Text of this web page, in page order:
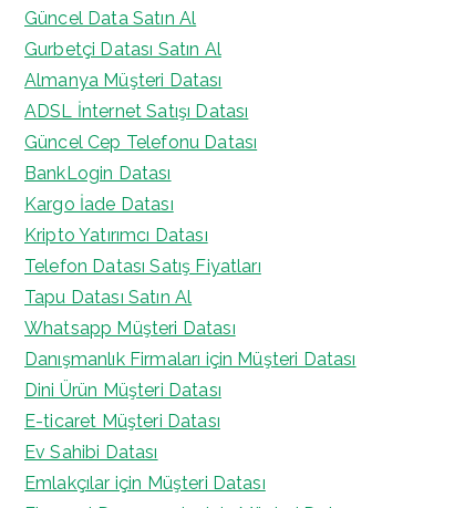
Güncel Data Satın Al
Gurbetçi Datası Satın Al
Almanya Müşteri Datası
ADSL İnternet Satışı Datası
Güncel Cep Telefonu Datası
BankLogin Datası
Kargo İade Datası
Kripto Yatırımcı Datası
Telefon Datası Satış Fiyatları
Tapu Datası Satın Al
Whatsapp Müşteri Datası
Danışmanlık Firmaları için Müşteri Datası
Dini Ürün Müşteri Datası
E-ticaret Müşteri Datası
Ev Sahibi Datası
Emlakçılar için Müşteri Datası